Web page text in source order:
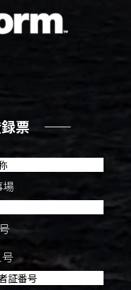
票 ――
証番号